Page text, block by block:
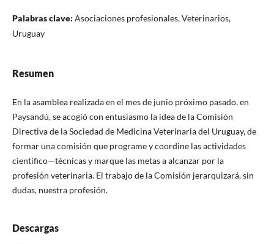
Palabras clave: Asociaciones profesionales, Veterinarios,
Uruguay
Resumen
En la asamblea realizada en el mes de junio próximo pasado, en
Paysandú, se acogió con entusiasmo la idea de la Comisión
Directiva de la Sociedad de Medicina Veterinaria del Uruguay, de
formar una comisión que programe y coordine las actividades
científico—técnicas y marque las metas a alcanzar por la
profesión veterinaria. El trabajo de la Comisión jerarquizará, sin
dudas, nuestra profesión.
Descargas